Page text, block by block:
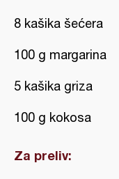
8 kašika šećera
100 g margarina
5 kašika griza
100 g kokosa
Za preliv: